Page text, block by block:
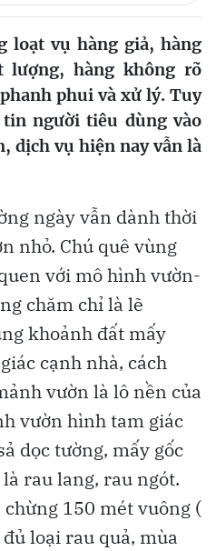
loạt vụ hàng giả, hàng
lượng, hàng không rõ
phui và xử lý. Tuy
người tiêu dùng vào
dịch vụ hiện nay vẫn là
ngày vẫn dành thời
nhỏ. Chú quê vùng
với mô hình vườn-
chăm chỉ là lẽ
khoảnh đất mấy
cạnh nhà, cách
vườn là lô nền của
vườn hình tam giác
dọc tường, mấy gốc
rau lang, rau ngót.
150 mét vuông (
loại rau quả, mùa